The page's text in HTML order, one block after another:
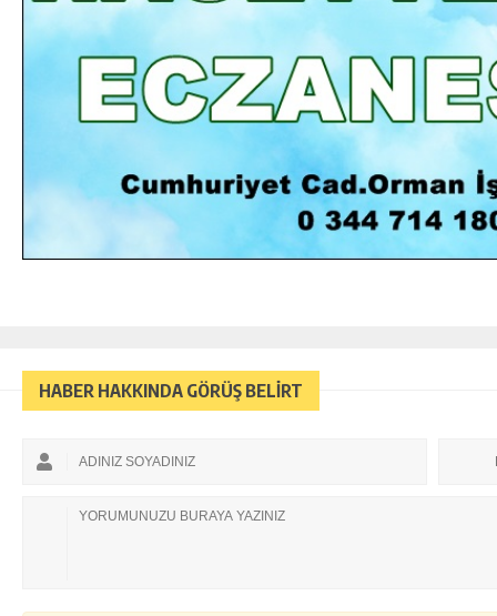
HABER HAKKINDA GÖRÜŞ BELİRT